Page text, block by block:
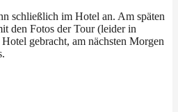
schließlich im Hotel an. Am späten
den Fotos der Tour (leider in
gebracht, am nächsten Morgen